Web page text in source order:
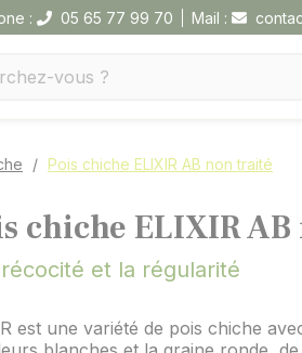
: 05 65 77 99 70 Mail :
Pois chiche ELIXIR AB non traité
chiche ELIXIR
et la régularité
est une variété de pois chiche